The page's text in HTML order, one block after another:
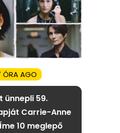
ÓRA AGO
ünnepli 59.
Carrie-Anne
10 meglepő